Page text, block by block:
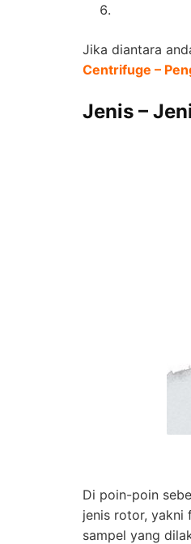
Jika diantara
Centrifuge –
Jenis –
Di poin-poin
jenis rotor, yakni
sampel yang